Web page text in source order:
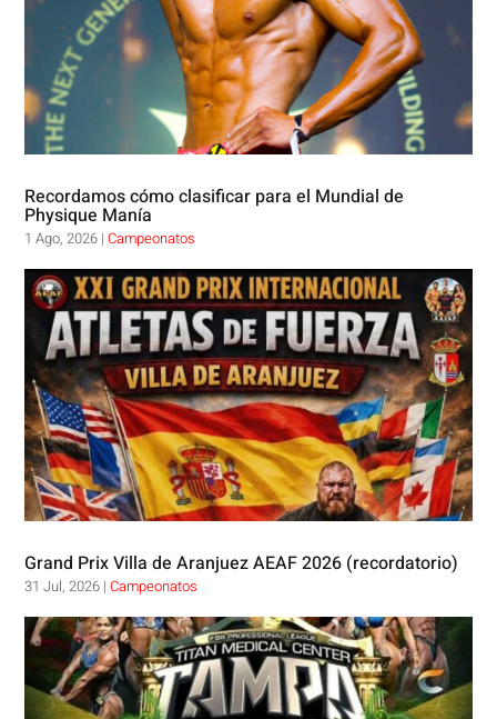
Recordamos cómo clasificar para el Mundial de
Physique Manía
1 Ago, 2026 |Campeonatos
Grand Prix Villa de Aranjuez AEAF 2026 (recordatorio)
31 Jul, 2026 |Campeonatos